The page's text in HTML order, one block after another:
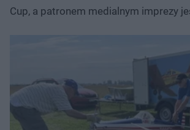
Cup, a patronem medialnym imprezy